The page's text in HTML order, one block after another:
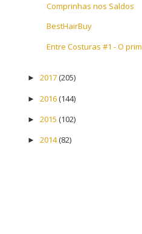
Comprinhas nos Saldos
BestHairBuy
Entre Costuras #1 - O
► 2017(205)
► 2016(144)
► 2015 (102)
► 2014(82)